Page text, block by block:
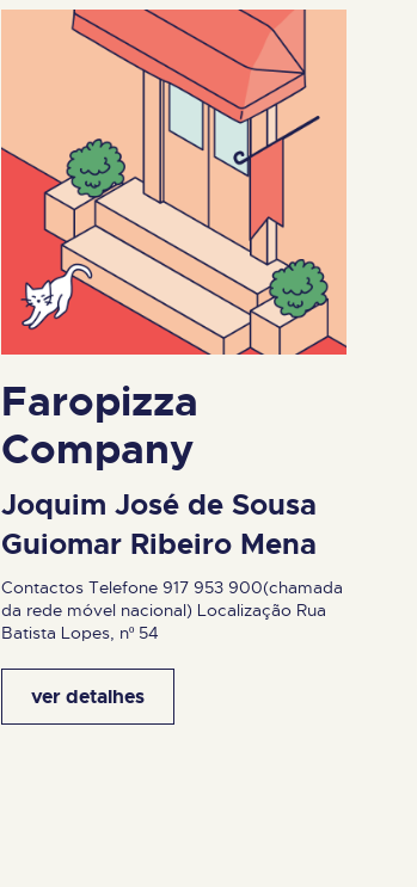
Faropizza
Company
Joquim José de Sousa
Guiomar Ribeiro Mena
Contactos Telefone 917 953 900(chamada
da rede móvel nacional) Localização Rua
Batista Lopes, nº 54
ver detalhes